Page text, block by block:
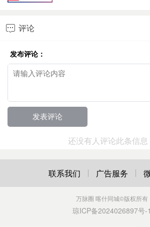
 评论
发布评论：
还没有人评论此条信息
联系我们 广告服务
万脉圈 喀什同城©版权所有
琼ICP备2024026897号-1